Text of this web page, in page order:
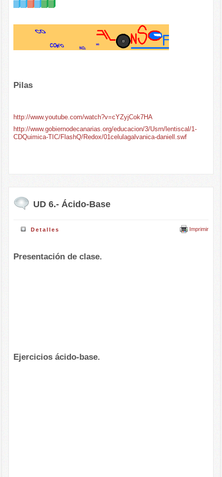
Pilas
http://www.youtube.com/watch?v=cYZyjCok7HA
http://www.gobiernodecanarias.org/educacion/3/Usrn/lentiscal/1-
CDQuimica-TIC/FlashQ/Redox/01celulagalvanica-daniell.swf
UD 6.- Ácido-Base
Imprimir
Detalles
Presentación de clase.
Ejercicios ácido-base.